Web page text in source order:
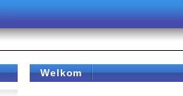
Welkom